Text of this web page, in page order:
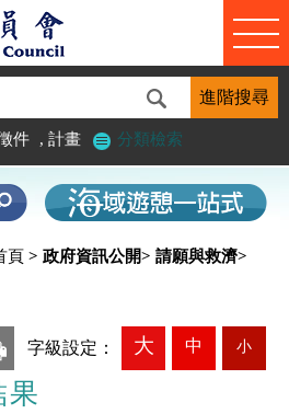
件 , 計畫 分類檢索
頁 > 政府資訊公開> 請願與救濟>
字級設定： 大 中 小
果